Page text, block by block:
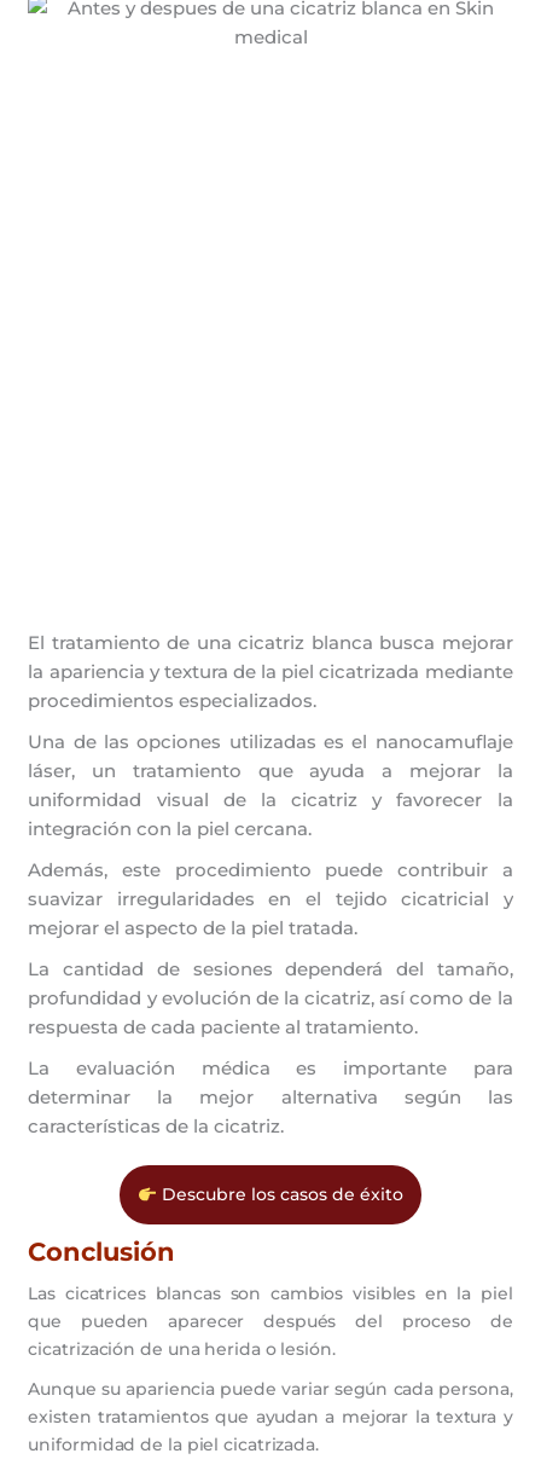
El tratamiento de una cicatriz blanca busca mejorar
la apariencia y textura de la piel cicatrizada mediante
procedimientos especializados.
Una de las opciones utilizadas es el nanocamuflaje
láser, un tratamiento que ayuda a mejorar la
uniformidad visual de la cicatriz y favorecer la
integración con la piel cercana.
Además, este procedimiento puede contribuir a
suavizar irregularidades en el tejido cicatricial y
mejorar el aspecto de la piel tratada.
La cantidad de sesiones dependerá del tamaño,
profundidad y evolución de la cicatriz, así como de la
respuesta de cada paciente al tratamiento.
La evaluación médica es importante para
determinar la mejor alternativa según las
características de la cicatriz.
Descubre los casos de éxito
Conclusión
Las cicatrices blancas son cambios visibles en la piel
que pueden aparecer después del proceso de
cicatrización de una herida o lesión.
Aunque su apariencia puede variar según cada persona,
existen tratamientos que ayudan a mejorar la textura y
uniformidad de la piel cicatrizada.